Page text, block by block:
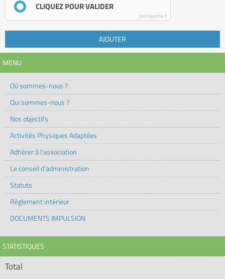
CLIQUEZ POUR VALIDER
IconCaptcha ©
AJOUTER
MENU
Où sommes-nous ?
Qui sommes-nous ?
Nos objectifs
Activités Physiques Adaptées
Adhérer à l'association
Le conseil d'administration
Statuts
Règlement intérieur
DOCUMENTS IMPULSION
STATISTIQUES
Total